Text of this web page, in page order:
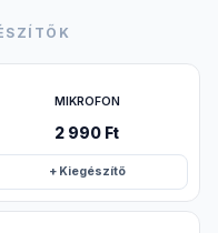
MIKROFON
2 990 Ft
+ Kiegészítő